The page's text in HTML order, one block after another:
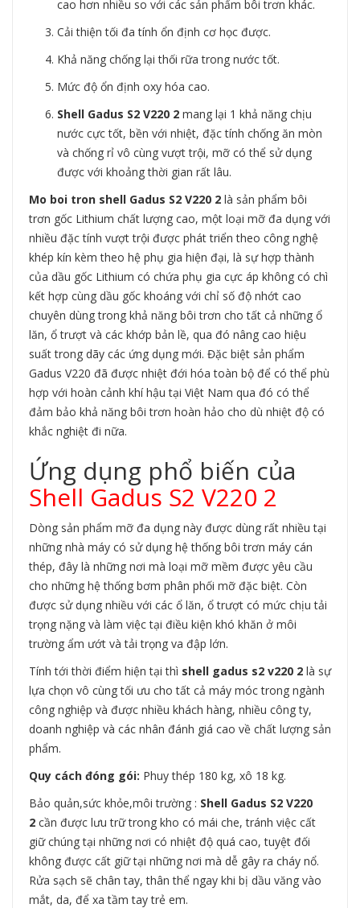
cao hơn nhiều so với các sản phẩm bôi trơn khác.
Cải thiện tối đa tính ổn định cơ học được.
Khả năng chống lại thối rữa trong nước tốt.
Mức độ ổn định oxy hóa cao.
Shell Gadus S2 V220 2 mang lại 1 khả năng chịu
nước cực tốt, bền với nhiệt, đặc tính chống ăn mòn
và chống rỉ vô cùng vượt trội, mỡ có thể sử dụng
được với khoảng thời gian rất lâu.
Mo boi tron shell Gadus S2 V220 2 là sản phẩm bôi
trơn gốc Lithium chất lượng cao, một loại mỡ đa dụng với
nhiều đặc tính vượt trội được phát triển theo công nghệ
khép kín kèm theo hệ phụ gia hiện đại, là sự hợp thành
của dầu gốc Lithium có chứa phụ gia cực áp không có chì
kết hợp cùng dầu gốc khoáng với chỉ số độ nhớt cao
chuyên dùng trong khả năng bôi trơn cho tất cả những ổ
lăn, ổ trượt và các khớp bản lề, qua đó nâng cao hiệu
suất trong dãy các ứng dụng mới. Đặc biệt sản phẩm
Gadus V220 đã được nhiệt đới hóa toàn bộ để có thể phù
hợp với hoàn cảnh khí hậu tại Việt Nam qua đó có thể
đảm bảo khả năng bôi trơn hoàn hảo cho dù nhiệt độ có
khắc nghiệt đi nữa.
Ứng dụng phổ biến của
Shell Gadus S2 V220 2
Dòng sản phẩm mỡ đa dụng này được dùng rất nhiều tại
những nhà máy có sử dụng hệ thống bôi trơn máy cán
thép, đây là những nơi mà loại mỡ mềm được yêu cầu
cho những hệ thống bơm phân phối mỡ đặc biệt. Còn
được sử dụng nhiều với các ổ lăn, ổ trượt có mức chịu tải
trọng nặng và làm việc tại điều kiện khó khăn ở môi
trường ẩm ướt và tải trọng va đập lớn.
Tính tới thời điểm hiện tại thì shell gadus s2 v220 2 là sự
lựa chọn vô cùng tối ưu cho tất cả máy móc trong ngành
công nghiệp và được nhiều khách hàng, nhiều công ty,
doanh nghiệp và các nhân đánh giá cao về chất lượng sản
phẩm.
Quy cách đóng gói: Phuy thép 180 kg, xô 18 kg.
Bảo quản,sức khỏe,môi trường : Shell Gadus S2 V220
2 cần được lưu trữ trong kho có mái che, tránh việc cất
giữ chúng tại những nơi có nhiệt độ quá cao, tuyệt đối
không được cất giữ tại những nơi mà dễ gây ra cháy nổ.
Rửa sạch sẽ chân tay, thân thể ngay khi bị dầu văng vào
mắt, da, để xa tầm tay trẻ em.